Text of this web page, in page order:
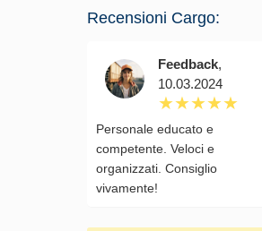
Recensioni Cargo:
Feedback,
10.03.2024
Personale educato e
competente. Veloci e
organizzati. Consiglio
vivamente!